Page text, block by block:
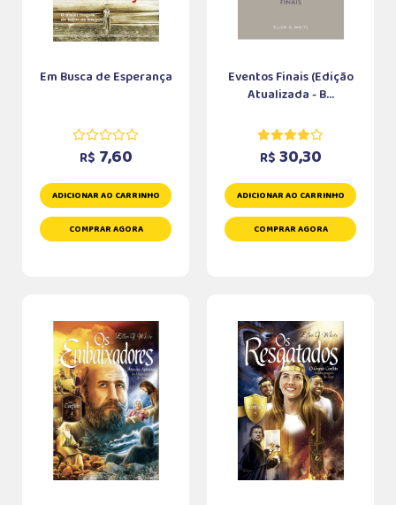
Em Busca de Esperança
R$ 7,60
ADICIONAR AO CARRINHO
COMPRAR AGORA
Eventos Finais (Edição
Atualizada - B...
R$ 30,30
ADICIONAR AO CARRINHO
COMPRAR AGORA